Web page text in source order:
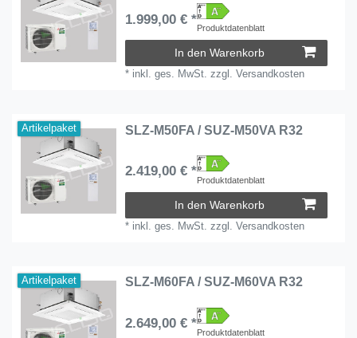
Produktdatenblatt
1.999,00 € *
In den Warenkorb
* inkl. ges. MwSt. zzgl.Versandkosten
Artikelpaket SLZ-M50FA / SUZ-M50VA R32
Produktdatenblatt
2.419,00 € *
In den Warenkorb
* inkl. ges. MwSt. zzgl.Versandkosten
Artikelpaket SLZ-M60FA / SUZ-M60VA R32
Produktdatenblatt
2.649,00 € *